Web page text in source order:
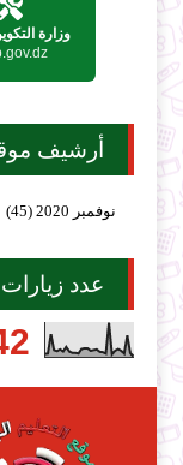
وزارة
أرشيف
عدد
2